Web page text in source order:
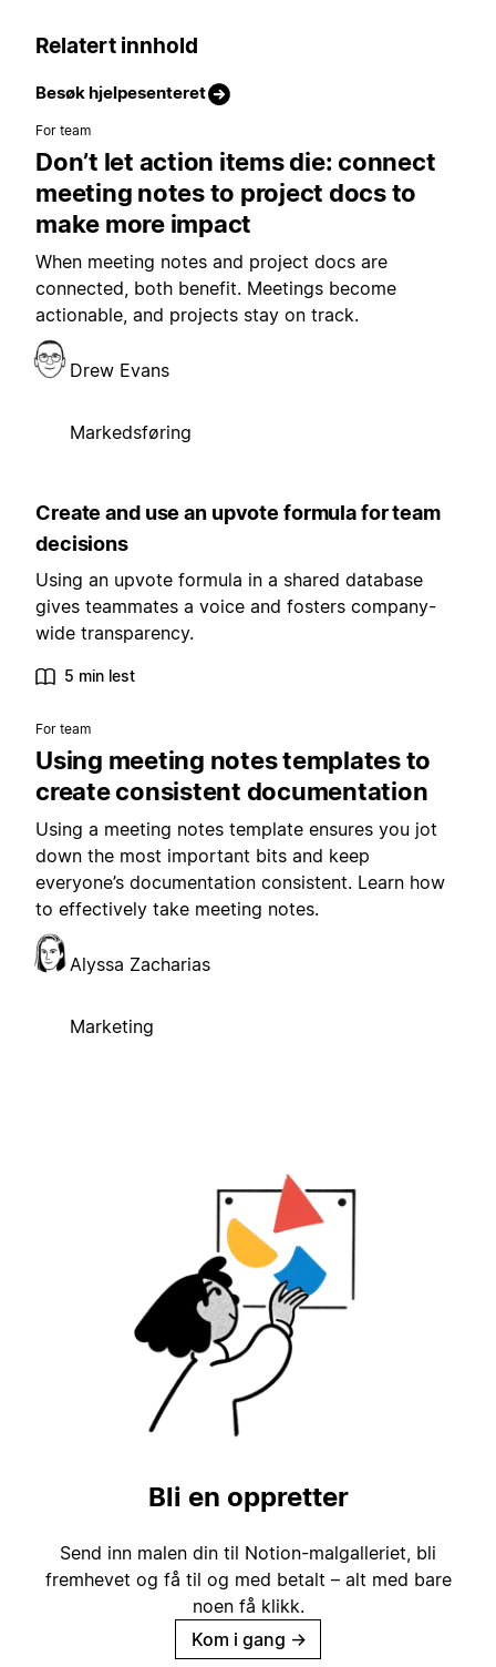
Relatert innhold
Besøk hjelpesenteret
For team
Don’t let action items die: connect
meeting notes to project docs to
make more impact
When meeting notes and project docs are
connected, both benefit. Meetings become
actionable, and projects stay on track.
Drew Evans
Markedsføring
Create and use an upvote formula for team
decisions
Using an upvote formula in a shared database
gives teammates a voice and fosters company-
wide transparency.
5 min lest
For team
Using meeting notes templates to
create consistent documentation
Using a meeting notes template ensures you jot
down the most important bits and keep
everyone’s documentation consistent. Learn how
to effectively take meeting notes.
Alyssa Zacharias
Marketing
Bli en oppretter
Send inn malen din til Notion-malgalleriet, bli
fremhevet og få til og med betalt – alt med bare
noen få klikk.
Kom i gang →